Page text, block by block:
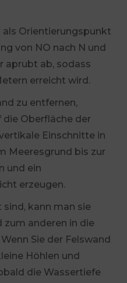
als Orientierungspunkt
von NO nach N und
aprubt ab, sodass
erreicht wird.
zu entfernen,
die Oberfläche der
Einschnitte in
Meeresgrund bis zur
und ein
erzeugen.
kann man sie
zum anderen in die
Sie der Felswand
Höhlen und
die Wassertiefe